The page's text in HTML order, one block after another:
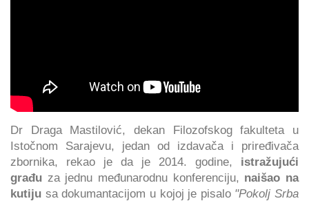
Dr Draga Mastilović, dekan Filozofskog fakulteta u
Istočnom Sarajevu, jedan od izdavača i priređivača
zbornika, rekao je da je 2014. godine, istražujući
građu za jednu međunarodnu konferenciju, naišao na
kutiju sa dokumantacijom u kojoj je pisalo "Pokolj Srba